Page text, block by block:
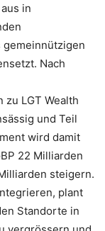
in
Nach
LGT Wealth
und Teil
wird damit
22 Milliarden
steigern.
plant
Standorte in